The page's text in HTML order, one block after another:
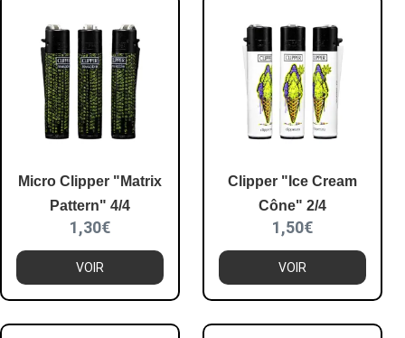
Micro Clipper "Matrix
Pattern" 4/4
1,30€
VOIR
Clipper "Ice Cream
Cône" 2/4
1,50€
VOIR